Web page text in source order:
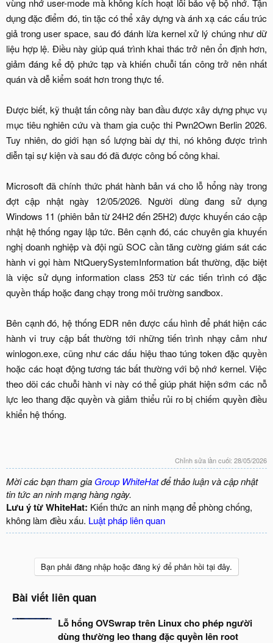
vùng nhớ user-mode mà không kích hoạt lỗi bảo vệ bộ nhớ. Tận
dụng đặc điểm đó, tin tặc có thể xây dựng và ánh xạ các cấu trúc
giả trong user space, sau đó đánh lừa kernel xử lý chúng như dữ
liệu hợp lệ. Điều này giúp quá trình khai thác trở nên ổn định hơn,
giảm đáng kể độ phức tạp và khiến chuỗi tấn công trở nên nhất
quán và dễ kiểm soát hơn trong thực tế.
Được biết, kỹ thuật tấn công này ban đầu được xây dựng phục vụ
mục tiêu nghiên cứu và tham gia cuộc thi Pwn2Own Berlin 2026.
Tuy nhiên, do giới hạn số lượng bài dự thi, nó không được trình
diễn tại sự kiện và sau đó đã được công bố công khai.
Microsoft đã chính thức phát hành bản vá cho lỗ hổng này trong
đợt cập nhật ngày 12/05/2026. Người dùng đang sử dụng
Windows 11 (phiên bản từ 24H2 đến 25H2) được khuyến cáo cập
nhật hệ thống ngay lập tức. Bên cạnh đó, các chuyên gia khuyến
nghị doanh nghiệp và đội ngũ SOC cần tăng cường giám sát các
hành vi gọi hàm NtQuerySystemInformation bất thường, đặc biệt
là việc sử dụng information class 253 từ các tiến trình có đặc
quyền thấp hoặc đang chạy trong môi trường sandbox.
Bên cạnh đó, hệ thống EDR nên được cấu hình để phát hiện các
hành vi truy cập bất thường tới những tiến trình nhạy cảm như
winlogon.exe, cũng như các dấu hiệu thao túng token đặc quyền
hoặc các hoạt động tương tác bất thường với bộ nhớ kernel. Việc
theo dõi các chuỗi hành vi này có thể giúp phát hiện sớm các nỗ
lực leo thang đặc quyền và giảm thiểu rủi ro bị chiếm quyền điều
khiển hệ thống.
Chỉnh sửa lần cuối: 28/05/2026
Mời các bạn tham gia Group WhiteHatđể thảo luận và cập nhật
tin tức an ninh mạng hàng ngày.
Lưu ý từ WhiteHat: Kiến thức an ninh mạng để phòng chống,
không làm điều xấu. Luật pháp liên quan
Bạn phải đăng nhập hoặc đăng ký để phản hồi tại đây.
Bài viết liên quan
Lỗ hổng OVSwrap trên Linux cho phép người
dùng thường leo thang đặc quyền lên root